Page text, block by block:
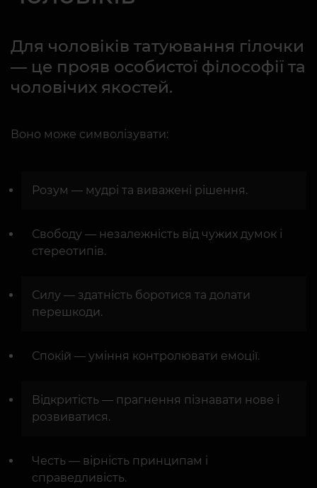
Для чоловіків татуювання гілочки
— це прояв особистої філософії та
чоловічих якостей.
Воно може символізувати:
Розум — мудрі та виважені рішення.
Свободу — незалежність від чужих думок і
стереотипів.
Силу — здатність боротися та долати
перешкоди.
Спокій — уміння контролювати емоції.
Відкритість — прагнення пізнавати нове і
розвиватися.
Честь — вірність принципам і
справедливість.